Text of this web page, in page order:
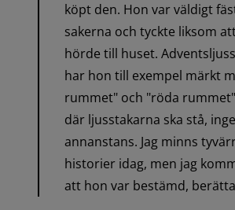
köpt den. Hon var väldigt
sakerna och tyckte liksom
hörde till huset.
har hon till exempel märkt
rummet" och "röda
där ljusstakarna ska stå,
annanstans. Jag minns
historier idag, men jag
att hon var bestämd,